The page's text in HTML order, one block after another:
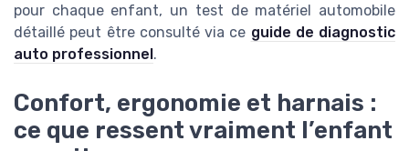
pour chaque enfant, un test de matériel automobile
détaillé peut être consulté via ce guide de diagnostic
auto professionnel .
Confort, ergonomie et harnais :
ce que ressent vraiment l’enfant